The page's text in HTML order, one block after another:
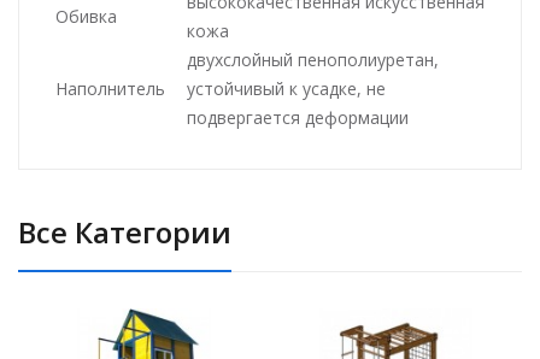
Обивка
кожа
Наполнитель
двухслойный пенополиуретан,
устойчивый к усадке, не
подвергается деформации
Все Категории